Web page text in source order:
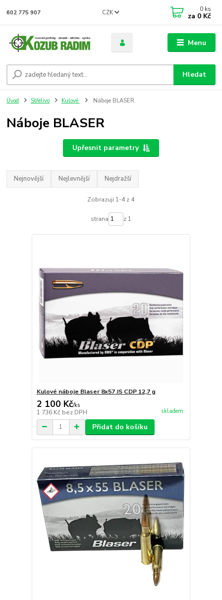
Menu
CZK
Hledat
602 775 907 0 ks
za 0 Kč
Úvod Střelivo Kulové Náboje BLASER
Náboje BLASER
Upřesnit parametry
Nejnovější Nejlevnější Nejdražší
Zobrazuji 1-4 z 4
strana z 1
Kulové náboje Blaser 8x57 JS CDP 12,7 g
2 100 Kč/ks
1 736 Kč bez DPH skladem
Přidat do košíku